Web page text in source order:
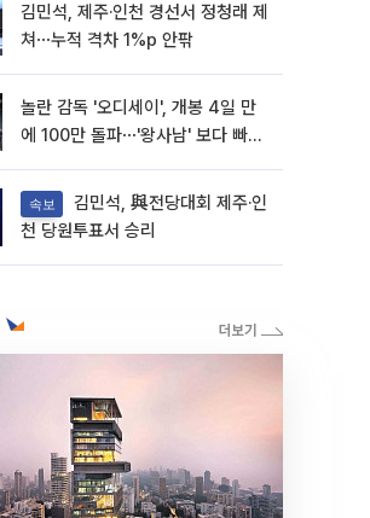
김민석, 제주·인천 경선서 정청래 제
쳐⋯누적 격차 1%p 안팎
놀란 감독 '오디세이', 개봉 4일 만
에 100만 돌파⋯'왕사남' 보다 빠르
속보
천 당원투표서 승리